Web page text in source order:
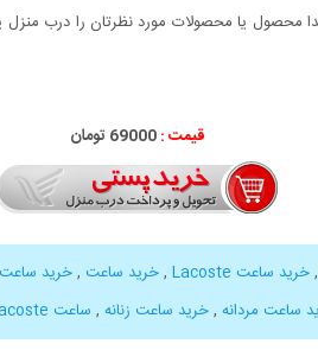
یا محصولات مورد نظرتان را درب منزل
قیمت :69000 تومان
,خرید ساعت Lacoste ,خرید ساعت ,خرید ساعت Lacosteاسپرت
ساعت مردانه ,خرید ساعت زنانه , ساعت Lacoste